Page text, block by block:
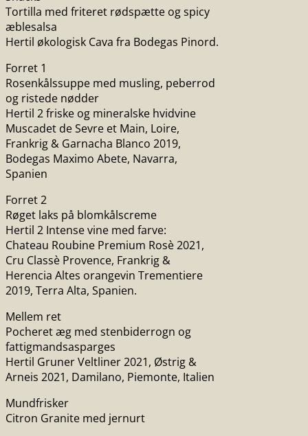
Tortilla med friteret rødspætte og spicy
æblesalsa
Hertil økologisk Cava fra Bodegas Pinord.
Forret 1
Rosenkålssuppe med musling, peberrod
og ristede nødder
Hertil 2 friske og mineralske hvidvine
Muscadet de Sevre et Main, Loire,
Frankrig & Garnacha Blanco 2019,
Bodegas Maximo Abete, Navarra,
Spanien
Forret 2
Røget laks på blomkålscreme
Hertil 2 Intense vine med farve:
Chateau Roubine Premium Rosè 2021,
Cru Classè Provence, Frankrig &
Herencia Altes orangevin Trementiere
2019, Terra Alta, Spanien.
Mellem ret
Pocheret æg med stenbiderrogn og
fattigmandsasparges
Hertil Gruner Veltliner 2021, Østrig &
Arneis 2021, Damilano, Piemonte, Italien
Mundfrisker
Citron Granite med jernurt